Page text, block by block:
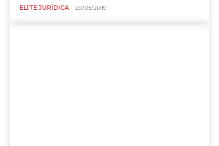
ELITE JURÍDICA 29/05/2019